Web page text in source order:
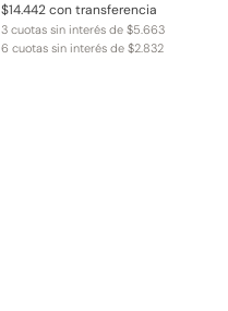
$14.442con transferencia
3 cuotas sin interés de$5.663
6 cuotas sin interés de$2.832